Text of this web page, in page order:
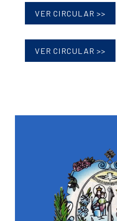
VER CIRCULAR >>
VER CIRCULAR >>